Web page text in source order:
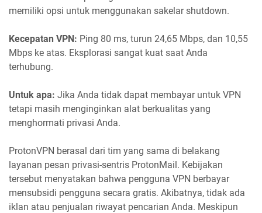
memiliki opsi untuk menggunakan sakelar shutdown.
Kecepatan VPN: Ping 80 ms, turun 24,65 Mbps, dan 10,55
Mbps ke atas. Eksplorasi sangat kuat saat Anda
terhubung.
Untuk apa: Jika Anda tidak dapat membayar untuk VPN
tetapi masih menginginkan alat berkualitas yang
menghormati privasi Anda.
ProtonVPN berasal dari tim yang sama di belakang
layanan pesan privasi-sentris ProtonMail. Kebijakan
tersebut menyatakan bahwa pengguna VPN berbayar
mensubsidi pengguna secara gratis. Akibatnya, tidak ada
iklan atau penjualan riwayat pencarian Anda. Meskipun